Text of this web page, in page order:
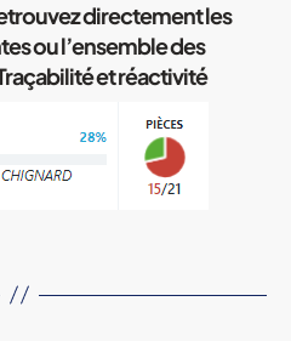
directement les
ou l’ensemble des
et réactivité